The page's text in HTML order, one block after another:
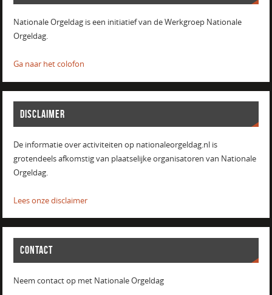
Nationale Orgeldag is een initiatief van de Werkgroep Nationale
Orgeldag.
Ga naar het colofon
DISCLAIMER
De informatie over activiteiten op nationaleorgeldag.nl is
grotendeels afkomstig van plaatselijke organisatoren van Nationale
Orgeldag.
Lees onze disclaimer
CONTACT
Neem contact op met Nationale Orgeldag